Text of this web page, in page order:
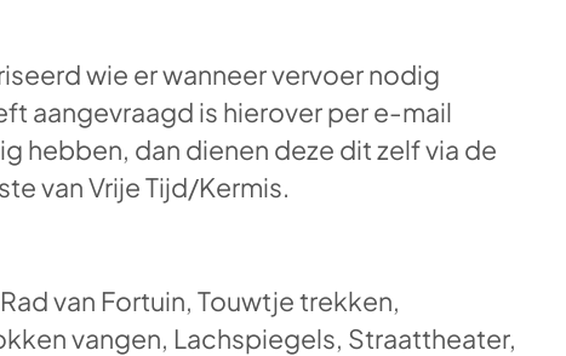
wie er wanneer vervoer nodig
aangevraagd is hierover per e-mail
hebben, dan dienen deze dit zelf via de
van Vrije Tijd/Kermis.
van Fortuin, Touwtje trekken,
vangen, Lachspiegels, Straattheater,